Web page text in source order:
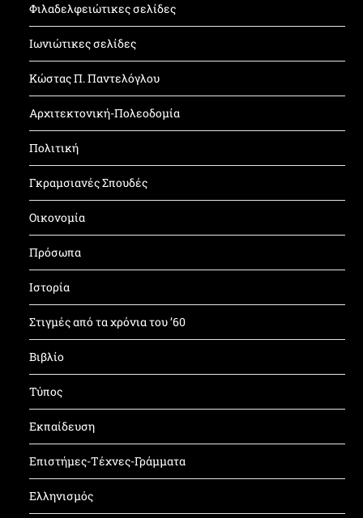
Φιλαδελφειώτικες σελίδες
Ιωνιώτικες σελίδες
Κώστας Π. Παντελόγλου
Αρχιτεκτονική-Πολεοδομία
Πολιτική
Γκραμσιανές Σπουδές
Οικονομία
Πρόσωπα
Ιστορία
Στιγμές από τα χρόνια του ’60
Βιβλίο
Τύπος
Εκπαίδευση
Επιστήμες-Τέχνες-Γράμματα
Ελληνισμός